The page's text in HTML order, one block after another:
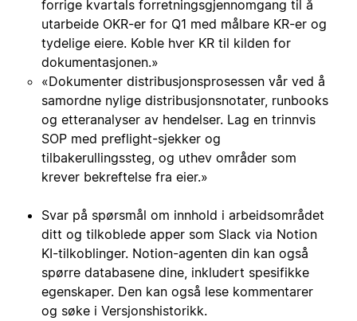
forrige kvartals forretningsgjennomgang til å
utarbeide OKR-er for Q1 med målbare KR-er og
tydelige eiere. Koble hver KR til kilden for
dokumentasjonen.»
«Dokumenter distribusjonsprosessen vår ved å
samordne nylige distribusjonsnotater, runbooks
og etteranalyser av hendelser. Lag en trinnvis
SOP med preflight-sjekker og
tilbakerullingssteg, og uthev områder som
krever bekreftelse fra eier.»
Svar på spørsmål om innhold i arbeidsområdet
ditt og tilkoblede apper som Slack via Notion
KI-tilkoblinger. Notion-agenten din kan også
spørre databasene dine, inkludert spesifikke
egenskaper. Den kan også lese kommentarer
og søke i Versjonshistorikk.